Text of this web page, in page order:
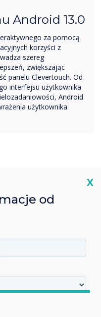
Android 13.0
za pomocą
korzyści z
szereg
zwiększając
panelu Clevertouch. Od
interfejsu użytkownika
Android
użytkownika.
X
od